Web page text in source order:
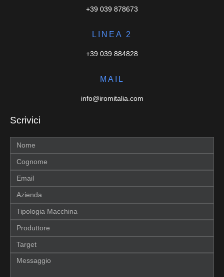
+39 039 878673
LINEA 2
+39 039 884828
MAIL
info@iromitalia.com
Scrivici